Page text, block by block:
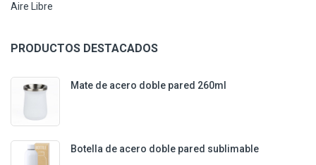
Aire Libre
PRODUCTOS DESTACADOS
Mate de acero doble pared 260ml
Botella de acero doble pared sublimable